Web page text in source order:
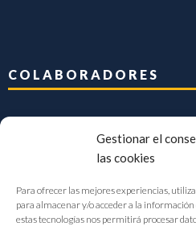
Gestionar el
las cookies
Para ofrecer las mejores experiencias,
para almacenar y/o acceder a la
estas tecnologías nos permitirá procesar
COLABORADORES